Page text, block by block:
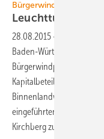
Bürgerwindkraft
28.08.2015 -
Baden-Württemberg
Bürgerwindparks – mit
Kapitalbeteiligung der
Binnenlandwindturbinen
eingeführten neuen Drei-
Kirchberg zudem zu